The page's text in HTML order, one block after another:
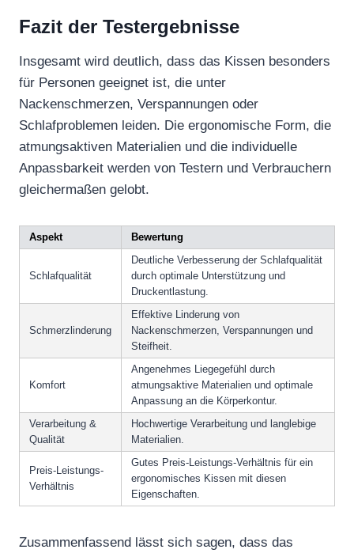
Fazit der Testergebnisse
Insgesamt wird deutlich, dass das Kissen besonders
für Personen geeignet ist, die unter
Nackenschmerzen, Verspannungen oder
Schlafproblemen leiden. Die ergonomische Form, die
atmungsaktiven Materialien und die individuelle
Anpassbarkeit werden von Testern und Verbrauchern
gleichermaßen gelobt.
Aspekt Bewertung
Schlafqualität
Deutliche Verbesserung der Schlafqualität
durch optimale Unterstützung und
Druckentlastung.
Schmerzlinderung
Effektive Linderung von
Nackenschmerzen, Verspannungen und
Steifheit.
Komfort
Angenehmes Liegegefühl durch
atmungsaktive Materialien und optimale
Anpassung an die Körperkontur.
Verarbeitung &
Qualität
Hochwertige Verarbeitung und langlebige
Materialien.
Preis-Leistungs-
Verhältnis
Gutes Preis-Leistungs-Verhältnis für ein
ergonomisches Kissen mit diesen
Eigenschaften.
Zusammenfassend lässt sich sagen, dass das